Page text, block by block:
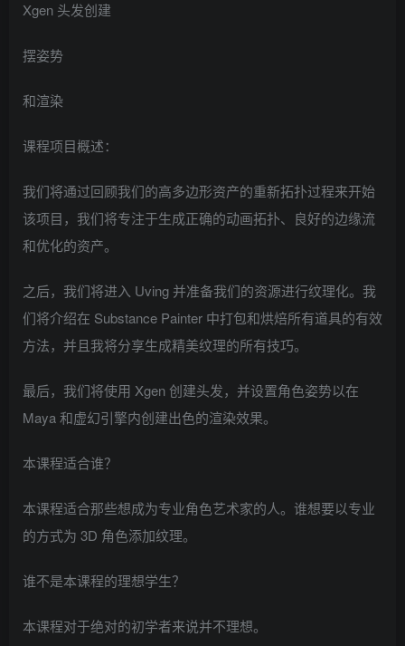
Xgen 头发创建
摆姿势
和渲染
课程项目概述：
我们将通过回顾我们的高多边形资产的重新拓扑过程来开始
该项目，我们将专注于生成正确的动画拓扑、良好的边缘流
和优化的资产。
之后，我们将进入 Uving 并准备我们的资源进行纹理化。我
们将介绍在 Substance Painter 中打包和烘焙所有道具的有效
方法，并且我将分享生成精美纹理的所有技巧。
最后，我们将使用 Xgen 创建头发，并设置角色姿势以在
Maya 和虚幻引擎内创建出色的渲染效果。
本课程适合谁？
本课程适合那些想成为专业角色艺术家的人。谁想要以专业
的方式为 3D 角色添加纹理。
谁不是本课程的理想学生？
本课程对于绝对的初学者来说并不理想。